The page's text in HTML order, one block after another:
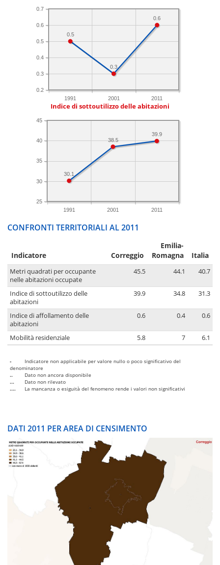
1991 2001 2011
0.2
0.3
0.4
0.5
0.6
0.7
0.6
0.3
0.5
Indice di sottoutilizzo delle abitazioni
1991 2001 2011
25
30
35
40
45
39.9
38.5
30.1
CONFRONTI TERRITORIALI AL 2011
Indicatore Correggio
Emilia-
Romagna
Italia
Metri quadrati per occupante
nelle abitazioni occupate
45.5 44.1 40.7
Indice di sottoutilizzo delle
abitazioni
39.9 34.8 31.3
Indice di affollamento delle
abitazioni
0.6 0.4 0.6
Mobilità residenziale 5.8 7 6.1
-
Indicatore non applicabile per valore nullo o poco significativo del
denominatore
..
Dato non ancora disponibile
...
Dato non rilevato
....
La mancanza o esiguità del fenomeno rende i valori non significativi
DATI 2011 PER AREA DI CENSIMENTO